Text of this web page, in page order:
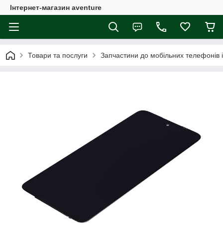
Інтернет-магазин aventure
Товари та послуги Запчастини до мобільних телефонів